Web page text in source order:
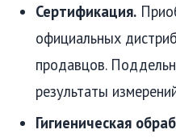
Сертификация.
официальных
продавцов.
результаты
Гигиеническая